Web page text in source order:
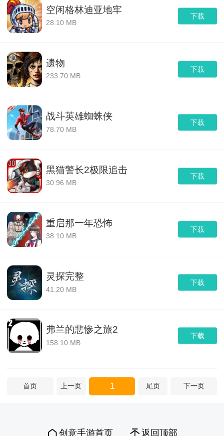
下载
空闲格林迪亚地牢
28.10 MB
下载
遗物
233.70 MB
下载
战斗英雄蜘蛛侠
78.70 MB
下载
黑猫警长2极限追击
30.96 MB
下载
重启那一年恐怖
38.10 MB
下载
灵探完整
41.20 MB
下载
弗兰的悲惨之旅2
158.10 MB
首页 上一页 1 尾页 下一页
创意手游首页 返回顶部